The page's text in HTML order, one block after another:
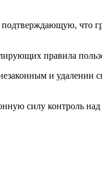
что
правила
и удалении
силу контроль над